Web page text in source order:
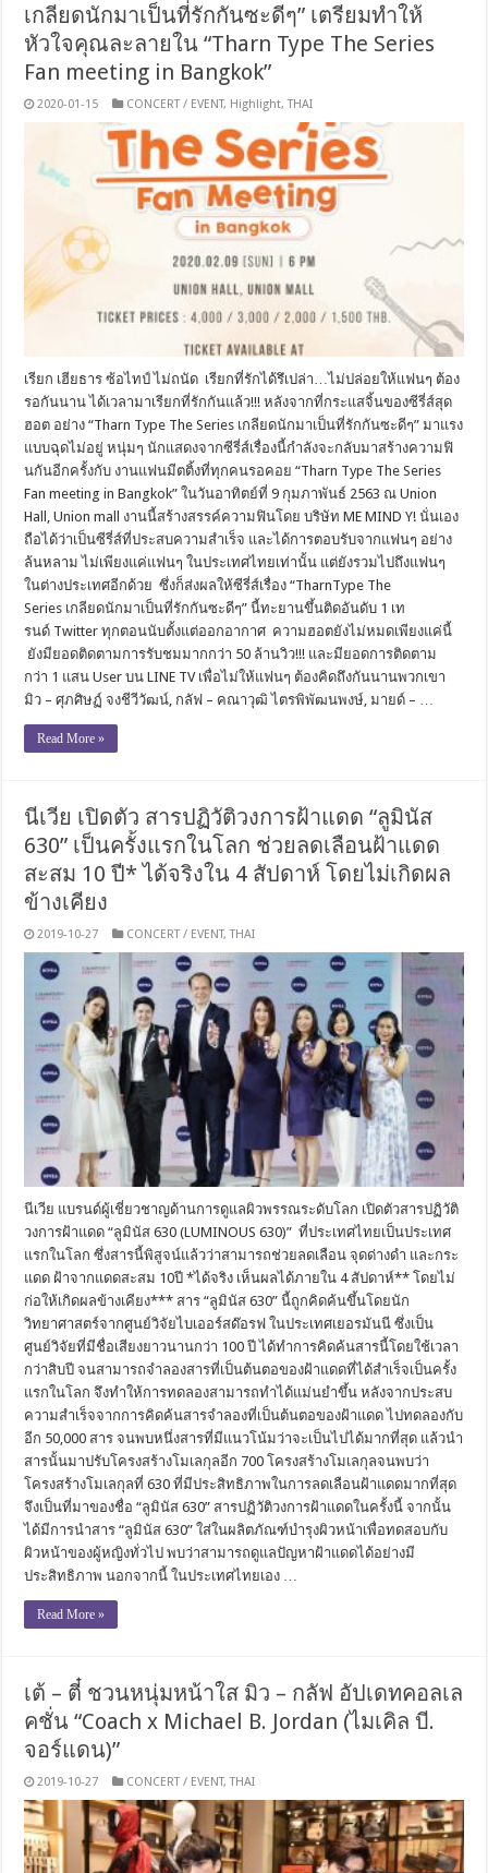
เกลียดนักมาเป็นที่รักกันซะดีๆ” เตรียมทำให้
หัวใจคุณละลายใน “Tharn Type The Series
Fan meeting in Bangkok”
2020-01-15 CONCERT / EVENT, Highlight,THAI
เรียก เฮียธาร ซ้อไทป์ ไม่ถนัด เรียกที่รักได้รึเปล่า…ไม่ปล่อยให้แฟนๆ ต้อง
รอกันนาน ได้เวลามาเรียกที่รักกันแล้ว!!! หลังจากที่กระแสจิ้นของซีรี่ส์สุด
ฮอต อย่าง “Tharn Type The Series เกลียดนักมาเป็นที่รักกันซะดีๆ” มาแรง
แบบฉุดไม่อยู่ หนุ่มๆ นักแสดงจากซีรี่ส์เรื่องนี้กำลังจะกลับมาสร้างความฟิ
นกันอีกครั้งกับ งานแฟนมีตติ้งที่ทุกคนรอคอย “Tharn Type The Series
Fan meeting in Bangkok” ในวันอาทิตย์ที่ 9 กุมภาพันธ์ 2563 ณ Union
Hall, Union mall งานนี้สร้างสรรค์ความฟินโดย บริษัท ME MIND Y! นั่นเอง
ถือได้ว่าเป็นซีรี่ส์ที่ประสบความสำเร็จ และได้การตอบรับจากแฟนๆ อย่าง
ล้นหลาม ไม่เพียงแค่แฟนๆ ในประเทศไทยเท่านั้น แต่ยังรวมไปถึงแฟนๆ
ในต่างประเทศอีกด้วย ซึ่งก็ส่งผลให้ซีรี่ส์เรื่อง “TharnType The
Series เกลียดนักมาเป็นที่รักกันซะดีๆ” นี้ทะยานขึ้นติดอันดับ 1 เท
รนด์ Twitter ทุกตอนนับตั้งแต่ออกอากาศ ความฮอตยังไม่หมดเพียงแค่นี้
ยังมียอดติดตามการรับชมมากกว่า 50 ล้านวิว!!! และมียอดการติดตาม
กว่า 1 แสน User บน LINE TV เพื่อไม่ให้แฟนๆ ต้องคิดถึงกันนานพวกเขา
มิว – ศุภศิษฏ์ จงชีวีวัฒน์, กลัฟ – คณาวุฒิ ไตรพิพัฒนพงษ์, มายด์ – …
Read More »
นีเวีย เปิดตัว สารปฏิวัติวงการฝ้าแดด “ลูมินัส
630” เป็นครั้งแรกในโลก ช่วยลดเลือนฝ้าแดด
สะสม 10 ปี* ได้จริงใน 4 สัปดาห์ โดยไม่เกิดผล
ข้างเคียง
2019-10-27 CONCERT / EVENT,THAI
นีเวีย แบรนด์ผู้เชี่ยวชาญด้านการดูแลผิวพรรณระดับโลก เปิดตัวสารปฏิวัติ
วงการฝ้าแดด “ลูมินัส 630 (LUMINOUS 630)” ที่ประเทศไทยเป็นประเทศ
แรกในโลก ซึ่งสารนี้พิสูจน์แล้วว่าสามารถช่วยลดเลือน จุดด่างดำ และกระ
แดด ฝ้าจากแดดสะสม 10ปี *ได้จริง เห็นผลได้ภายใน 4 สัปดาห์** โดยไม่
ก่อให้เกิดผลข้างเคียง*** สาร “ลูมินัส 630” นี้ถูกคิดค้นขึ้นโดยนัก
วิทยาศาสตร์จากศูนย์วิจัยไบเออร์สด๊อรฟ ในประเทศเยอรมันนี ซึ่งเป็น
ศูนย์วิจัยที่มีชื่อเสียงยาวนานกว่า 100 ปี ได้ทำการคิดค้นสารนี้โดยใช้เวลา
กว่าสิบปี จนสามารถจำลองสารที่เป็นต้นตอของฝ้าแดดที่ได้สำเร็จเป็นครั้ง
แรกในโลก จึงทำให้การทดลองสามารถทำได้แม่นยำขึ้น หลังจากประสบ
ความสำเร็จจากการคิดค้นสารจำลองที่เป็นต้นตอของฝ้าแดด ไปทดลองกับ
อีก 50,000 สาร จนพบหนึ่งสารที่มีแนวโน้มว่าจะเป็นไปได้มากที่สุด แล้วนำ
สารนั้นมาปรับโครงสร้างโมเลกุลอีก 700 โครงสร้างโมเลกุลจนพบว่า
โครงสร้างโมเลกุลที่ 630 ที่มีประสิทธิภาพในการลดเลือนฝ้าแดดมากที่สุด
จึงเป็นที่มาของชื่อ “ลูมินัส 630” สารปฏิวัติวงการฝ้าแดดในครั้งนี้ จากนั้น
ได้มีการนำสาร “ลูมินัส 630” ใส่ในผลิตภัณฑ์บำรุงผิวหน้าเพื่อทดสอบกับ
ผิวหน้าของผู้หญิงทั่วไป พบว่าสามารถดูแลปัญหาฝ้าแดดได้อย่างมี
ประสิทธิภาพ นอกจากนี้ ในประเทศไทยเอง …
Read More »
เต้ – ตี๋ ชวนหนุ่มหน้าใส มิว – กลัฟ อัปเดทคอลเล
คชั่น “Coach x Michael B. Jordan (ไมเคิล บี.
จอร์แดน)”
2019-10-27 CONCERT / EVENT,THAI